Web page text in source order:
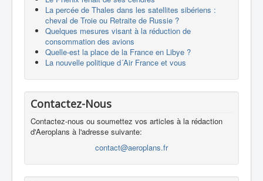
Drones
La percée de Thales dans les satellites sibériens :
cheval de Troie ou Retraite de Russie ?
Quelques mesures visant à la réduction de
consommation des avions
Quelle-est la place de la France en Libye ?
La nouvelle politique d´Air France et vous
Contactez-Nous
Contactez-nous ou soumettez vos articles à la rédaction
d'Aeroplans à l'adresse suivante:
contact@aeroplans.fr